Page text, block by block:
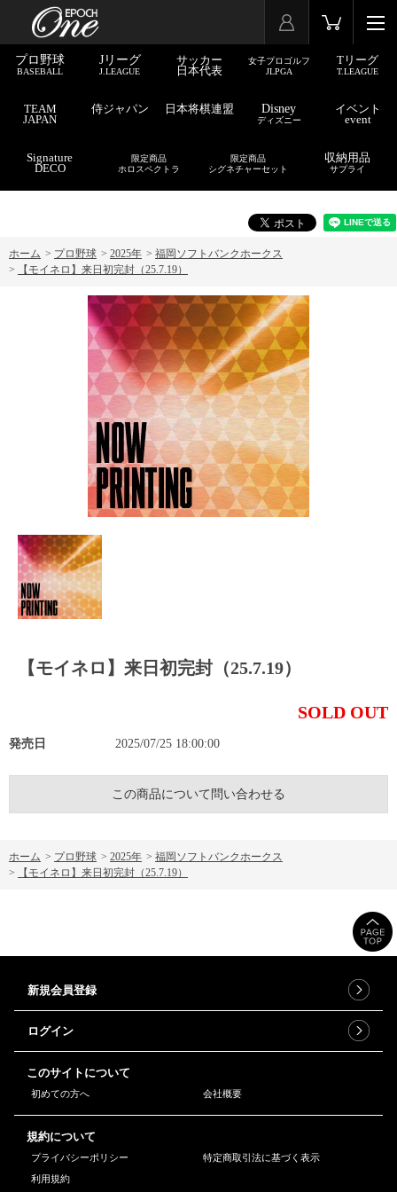
プロ野球
BASEBALL
Jリーグ
J.LEAGUE
サッカー
日本代表
女子プロゴルフ
JLPGA
Tリーグ
T.LEAGUE
TEAM
JAPAN
侍ジャパン 日本将棋連盟 Disney
ディズニー
イベント
event
Signature
DECO
限定商品
ホロスペクトラ
限定商品
シグネチャーセット
収納用品
サプライ
ホーム > プロ野球 > 2025年 > 福岡ソフトバンクホークス
>
【モイネロ】来日初完封（25.7.19）
【モイネロ】来日初完封（25.7.19）
SOLD OUT
発売日 2025/07/25 18:00:00
この商品について問い合わせる
ホーム > プロ野球 > 2025年 > 福岡ソフトバンクホークス
>
【モイネロ】来日初完封（25.7.19）
新規会員登録
ログイン
このサイトについて
初めての方へ 会社概要
規約について
プライバシーポリシー
特定商取引法に基づく表示
利用規約